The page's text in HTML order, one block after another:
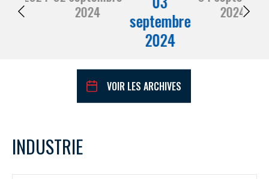
COMMUNIQUÉS DE PRESSE
LE GIFAS
2024
septembre
2024
2024
VOIR LES ARCHIVES
L
1
INDUSTRIE
CONNEXION
PAS ENCORE ADHÉRENT ?
VOUS ÊTES UN PROFESSIONNEL DE LA FILIÈRE ?
votre réseau au sein d’un écosystème intégré et
Avez-vous un statut de droit français ?
OUI NON